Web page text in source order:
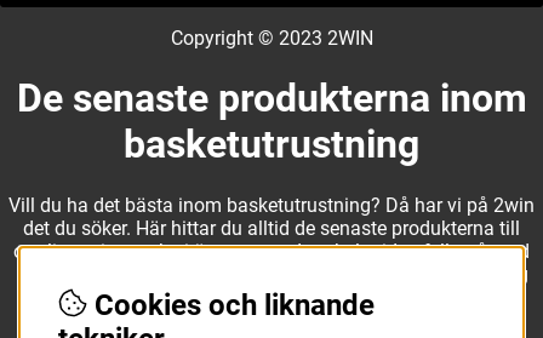
Copyright © 2023 2WIN
De senaste produkterna inom
basketutrustning
Vill du ha det bästa inom basketutrustning? Då har vi på 2win
det du söker. Här hittar du alltid de senaste produkterna till
otroliga priser, och vi är noga med att hela tiden fylla på med
nyheter i webbshopen. Det gör oss till ett naturligt val för dig
som vill ha utrustning som överträffar alla andra märken.
Cookies och liknande